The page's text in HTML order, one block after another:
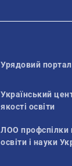
Урядовий портал
Український
якості освіти
ЛОО профспілки
освіти і науки